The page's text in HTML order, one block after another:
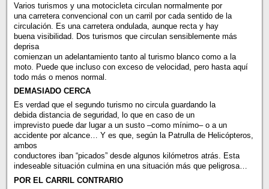
Varios turismos y una motocicleta circulan normalmente por
una carretera convencional con un carril por cada sentido de la
circulación. Es una carretera ondulada, aunque recta y hay
buena visibilidad. Dos turismos que circulan sensiblemente más
deprisa
comienzan un adelantamiento tanto al turismo blanco como a la
moto. Puede que incluso con exceso de velocidad, pero hasta aquí
todo más o menos normal.
DEMASIADO CERCA
Es verdad que el segundo turismo no circula guardando la
debida distancia de seguridad, lo que en caso de un
imprevisto puede dar lugar a un susto –como mínimo– o a un
accidente por alcance… Y es que, según la Patrulla de Helicópteros,
ambos
conductores iban “picados” desde algunos kilómetros atrás. Esta
indeseable situación culmina en una situación más que peligrosa…
POR EL CARRIL CONTRARIO